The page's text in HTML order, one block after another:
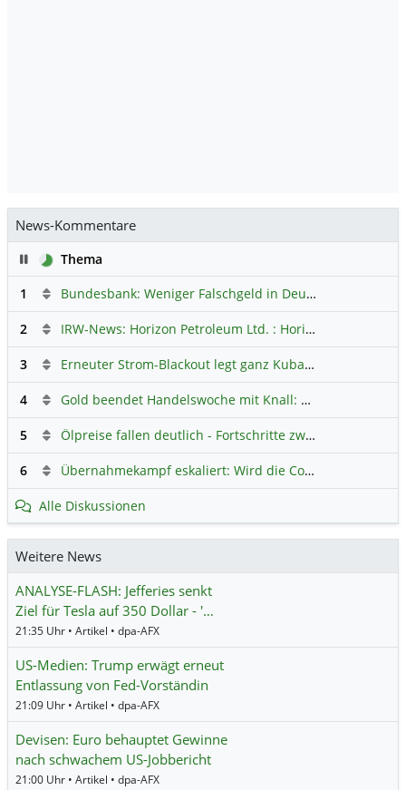
News-Kommentare
PauseThema
1
Bundesbank: Weniger Falschgeld in Deutschland
2 IRW-News: Horizon Petroleum Ltd. : Horizon Petroleum beginnt mit der Testförderung im Projekt Lachowice in Polen und schließt die Platzierung einer überzeichneten Wandelanleihe ab
3 Erneuter Strom-Blackout legt ganz Kuba lahm
4 Gold beendet Handelswoche mit Knall: Barrick Mining – Ist diese Aktie wieder ein Kauf?
5 Ölpreise fallen deutlich - Fortschritte zwischen USA und Iran belasten
6 Übernahmekampf eskaliert: Wird die Commerzbank italienisch?
Alle Diskussionen
Weitere News
ANALYSE-FLASH: Jefferies senkt
Ziel für Tesla auf 350 Dollar - '…
21:35 Uhr • Artikel • dpa-AFX
US-Medien: Trump erwägt erneut
Entlassung von Fed-Vorständin
21:09 Uhr • Artikel • dpa-AFX
Devisen: Euro behauptet Gewinne
nach schwachem US-Jobbericht
21:00 Uhr • Artikel • dpa-AFX